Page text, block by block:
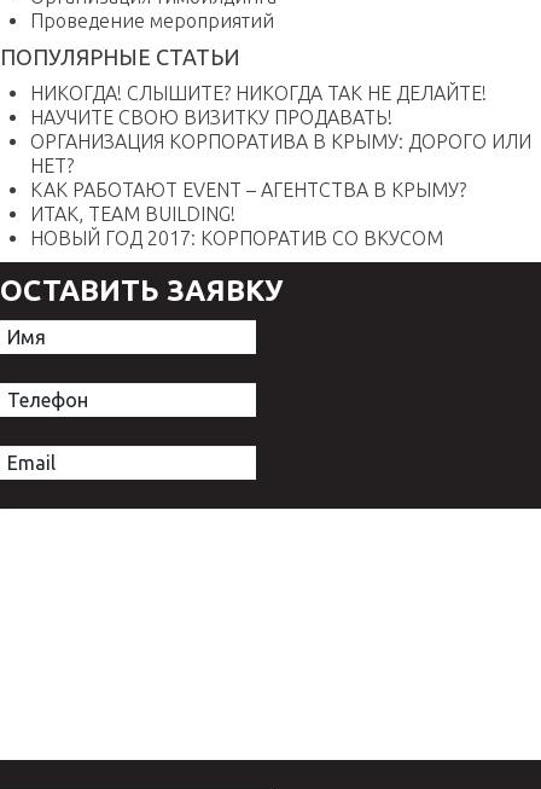
Проведение мероприятий
ПОПУЛЯРНЫЕ СТАТЬИ
НИКОГДА! СЛЫШИТЕ? НИКОГДА ТАК НЕ ДЕЛАЙТЕ!
НАУЧИТЕ СВОЮ ВИЗИТКУ ПРОДАВАТЬ!
ОРГАНИЗАЦИЯ КОРПОРАТИВА В КРЫМУ: ДОРОГО ИЛИ
НЕТ?
КАК РАБОТАЮТ EVENT – АГЕНТСТВА В КРЫМУ?
ИТАК, TEAM BUILDING!
НОВЫЙ ГОД 2017: КОРПОРАТИВ СО ВКУСОМ
ОСТАВИТЬ ЗАЯВКУ